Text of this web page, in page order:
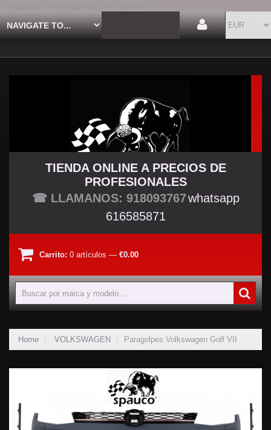
TU TIENDA TUNING
TIENDA ONLINE A PRECIOS DE
PROFESIONALES
☎ LLAMANOS: 918093767whatsapp
616585871
Carrito: 0 artículos — €0.00
Home VOLKSWAGEN Paragolpes Volkswagen Golf VII